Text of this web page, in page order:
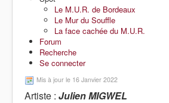
Le M.U.R. de Bordeaux
Le Mur du Souffle
La face cachée du M.U.R.
Forum
Recherche
Se connecter
Mis à jour le 16 Janvier 2022
Artiste : Julien MIGWEL